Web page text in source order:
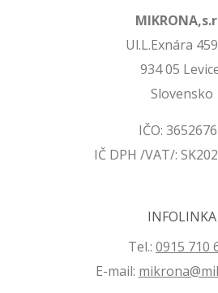
Ul.L.Exnára
934 05
Slovensko
IČO:
IČ DPH /VAT/:
INFOLINKA
Tel.: 0915 710
E-mail: